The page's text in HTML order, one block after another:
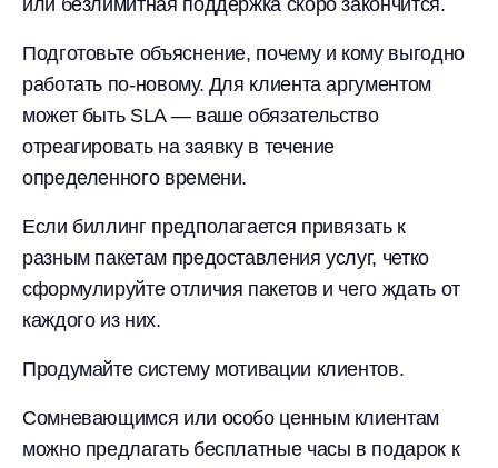
или безлимитная поддержка скоро закончится.
Подготовьте объяснение, почему и кому выгодно
работать по-новому. Для клиента аргументом
может быть SLA — ваше обязательство
отреагировать на заявку в течение
определенного времени.
Если биллинг предполагается привязать к
разным пакетам предоставления услуг, четко
сформулируйте отличия пакетов и чего ждать от
каждого из них.
Продумайте систему мотивации клиентов.
Сомневающимся или особо ценным клиентам
можно предлагать бесплатные часы в подарок к